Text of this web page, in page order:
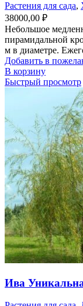
Растения для сада,
38000,00 ₽
Небольшое
пирамидальной
м в диаметре.
Добавить в
В корзину
Быстрый просмотр
Ива